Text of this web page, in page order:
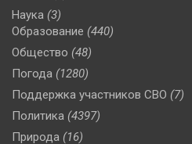
Наука (3)
Образование (440)
Общество (48)
Погода (1280)
Поддержка участников СВО (7)
Политика (4397)
Природа (16)